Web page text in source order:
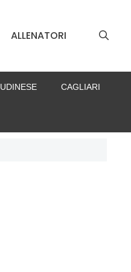
ALLENATORI
UDINESE CAGLIARI